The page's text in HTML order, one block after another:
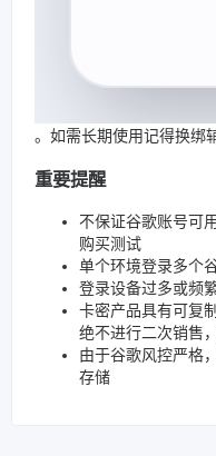
。如需长期使用记得换绑
重要提醒
不保证谷歌账号可
购买测试
单个环境登录多个
登录设备过多或频
卡密产品具有可复
绝不进行二次销售
由于谷歌风控严格
存储